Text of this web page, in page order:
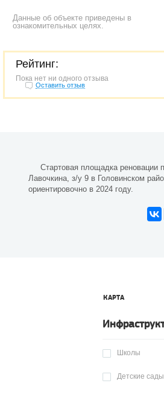
Данные об объекте приведены в
ознакомительных целях.
Рейтинг:
Пока нет ни одного отзыва
Оставить отзыв
Стартовая площадка реновации
Лавочкина, з/у 9 в Головинском
ориентировочно в 2024 году.
КАРТА
Школы
Детские сады